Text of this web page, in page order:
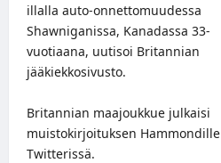
illalla auto-onnettomuudessa
Shawniganissa, Kanadassa 33-
vuotiaana, uutisoi Britannian
jääkiekkosivusto.
Britannian maajoukkue julkaisi
muistokirjoituksen Hammondille
Twitterissä.